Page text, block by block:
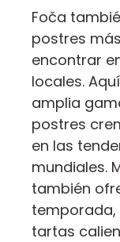
Foča
postres
encontrar
locales.
amplia
postres
en las
mundiales.
también
temporada,
tartas